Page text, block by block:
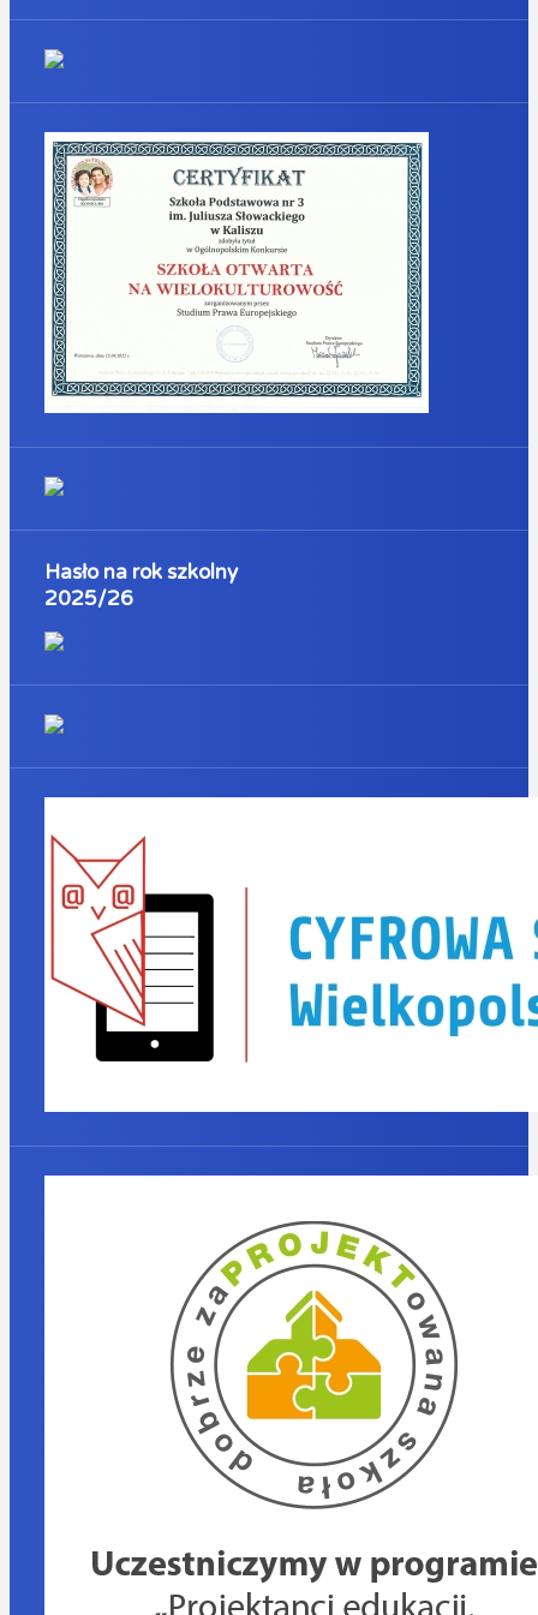
Hasło na rok szkolny
2025/26